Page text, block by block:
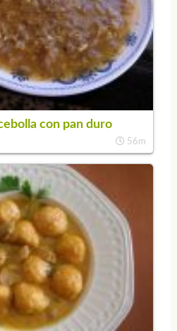
con pan duro
56m